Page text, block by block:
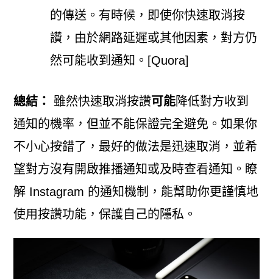
的傳送。有時候，即使你快速取消按
讚，由於網路延遲或其他因素，對方仍
然可能收到通知。[Quora]
總結： 雖然快速取消按讚可能降低對方收到
通知的機率，但並不能保證完全避免。如果你
不小心按錯了，最好的做法是迅速取消，並希
望對方沒有開啟推播通知或及時查看通知。瞭
解 Instagram 的通知機制，能幫助你更謹慎地
使用按讚功能，保護自己的隱私。